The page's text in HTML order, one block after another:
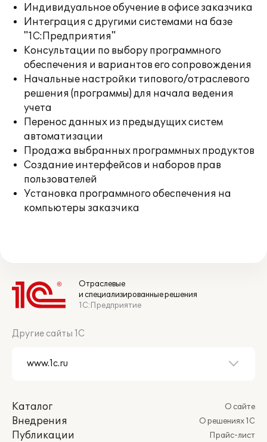
Индивидуальное обучение в офисе заказчика
Интеграция с другими системами на базе
"1С:Предприятия"
Консультации по выбору программного
обеспечения и вариантов его сопровождения
Начальные настройки типового/отраслевого
решения (программы) для начала ведения
учета
Перенос данных из предыдущих систем
автоматизации
Продажа выбранных программных продуктов
Создание интерфейсов и наборов прав
пользователей
Установка программного обеспечения на
компьютеры заказчика
Отраслевые
и специализированные решения
1С:Предприятие
Другие сайты 1С
Каталог
Внедрения
Публикации
О сайте
О решениях 1С
Прайс-лист